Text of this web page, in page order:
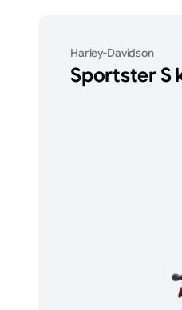
Harley-Davidson
Sportster S